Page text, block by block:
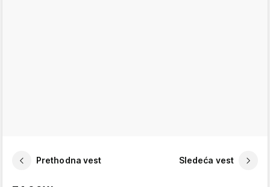
Prethodna vest Sledeća vest